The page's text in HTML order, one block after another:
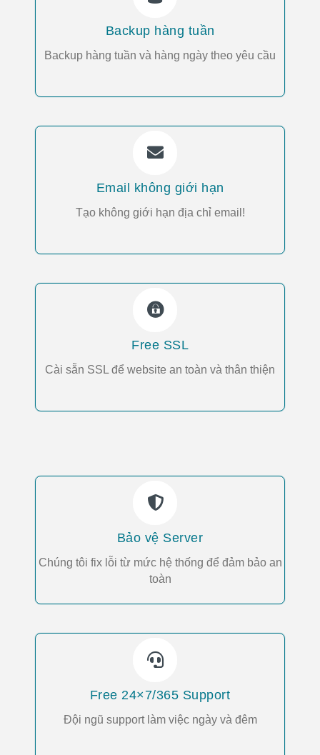
Backup hàng tuần
Backup hàng tuần và hàng ngày theo yêu cầu
Email không giới hạn
Tạo không giới hạn địa chỉ email!
Free SSL
Cài sẵn SSL để website an toàn và thân thiện
Bảo vệ Server
Chúng tôi fix lỗi từ mức hệ thống để đảm bảo an
toàn
Free 24×7/365 Support
Đội ngũ support làm việc ngày và đêm